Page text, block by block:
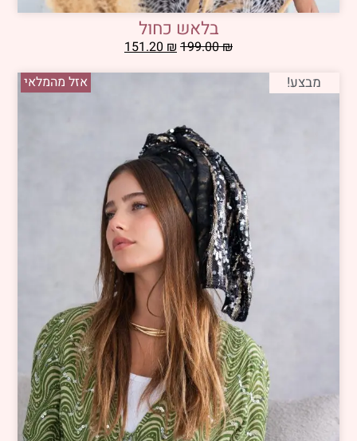
בלאש כחול
199.00₪
151.20₪
אזל מהמלאי
מבצע!